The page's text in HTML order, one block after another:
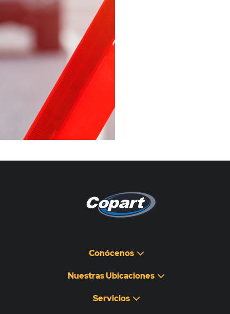
このページは現在利用できま
せん
Pagina non disponibile
هذه الصفحة غير متوفرة
Conócenos
Nuestras Ubicaciones
Servicios